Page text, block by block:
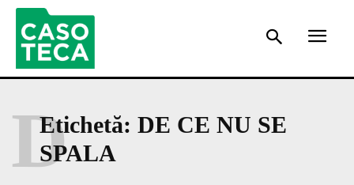
Etichetă: DE CE NU SE
SPALA
D